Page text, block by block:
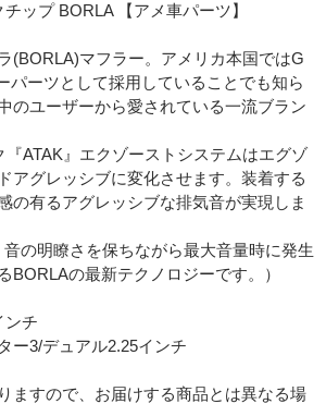
ップ BORLA 【アメ車パーツ】
(BORLA)マフラー。アメリカ本国ではG
パーツとして採用していることでも知ら
のユーザーから愛されている一流ブラン
『ATAK』エクゾーストシステムはエグゾ
アグレッシブに変化させます。装着する
の有るアグレッシブな排気音が実現しま
音の明瞭さを保ちながら最大音量時に発生
BORLAの最新テクノロジーです。）
ンチ
ー3/デュアル2.25インチ
ますので、お届けする商品とは異なる場